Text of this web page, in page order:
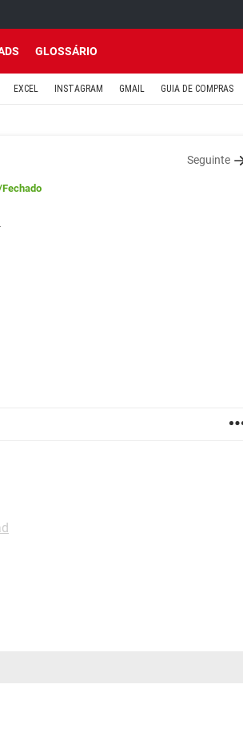
GLOSSÁRIO
EXCEL INSTAGRAM GMAIL GUIA DE COMPRAS
Seguinte